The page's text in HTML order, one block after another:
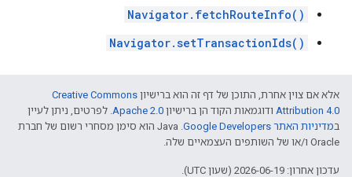
Navigator.fetchRouteInfo()
Navigator.setTransactionIds()
אלא אם צוין אחרת, התוכן של דף זה הוא ברישיון Creative Commons
Attribution 4.0 ודוגמאות הקוד הן ברישיון Apache 2.0. לפרטים, ניתן לעיין
במדיניות האתר Google Developers‏
.‏ Java הוא סימן מסחרי רשום של חברת
Oracle ו/או של השותפים העצמאיים שלה.
עדכון אחרון: 2026-06-19 (שעון UTC).